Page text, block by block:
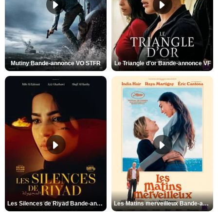
Mutiny Bande-annonce VO STFR Le Triangle d'or Bande-annonce VF
Les Silences de Riyad Bande-annonce VO STFR Les Matins merveilleux Bande-annonce VF